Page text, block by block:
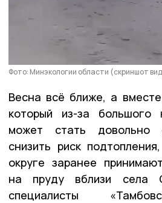
Фото: Минэкологии области (скриншот
Весна всё ближе, а
который из-за большого
может стать довольно
снизить риск
округе заранее
на пруду вблизи села
специалисты